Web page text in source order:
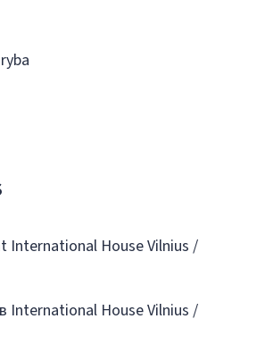
International House Vilnius /
International House Vilnius /